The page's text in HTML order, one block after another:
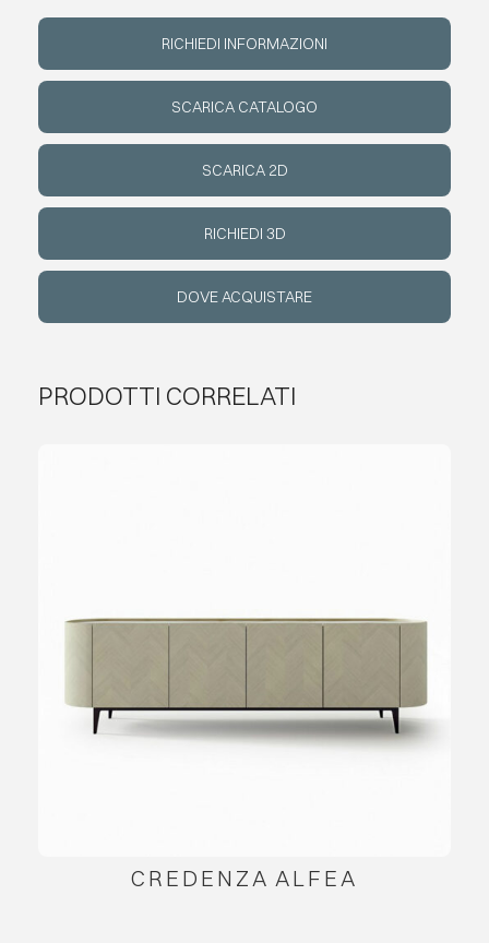
EVENTI
CONTATTI
LINGUA
RICHIEDI INFORMAZIONI
SCARICA CATALOGO
SCARICA 2D
RICHIEDI 3D
DOVE ACQUISTARE
PRODOTTI CORRELATI
CREDENZA ALFEA